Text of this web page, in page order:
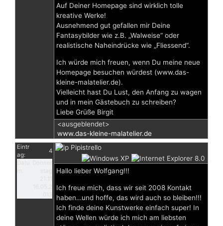
Auf Deiner Homepage sind wirklich tolle
kreative Werke!
Ausnehmend gut gefallen mir Deine
Fantasybilder wie z.B. „Walweise“ oder
realistische Naheindrücke wie „Fliessend“.
Ich würde mich freuen, wenn Du meine neue
Homepage besuchen würdest (www.das-
kleine-malatelier.de).
Vielleicht hast Du Lust, den Anfang zu wagen
und in mein Gästebuch zu schreiben?
Liebe Grüße Birgit
<ausgeblendet>
www.das-kleine-malatelier.de
Eintr
ag:
4
Pipistrello
Hallo lieber Wolfgang!!!
Ich freue mich, dass wir seit 2008 Kontakt
haben…und hoffe, das wird auch so bleiben!!!
Ich finde deine Kunstwerke einfach super! In
deine Wellen würde ich mich am liebsten